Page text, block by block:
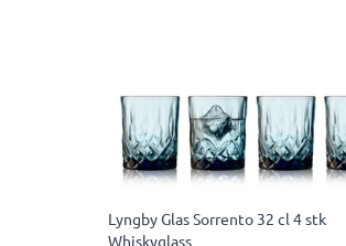
Lyngby Glas Sorrento 32 cl 4 stk
Whiskyglass